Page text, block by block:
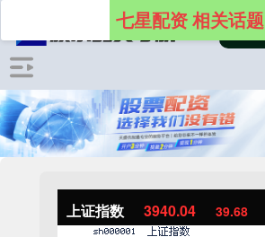
上证指数 3940.04 39.68
七星配资 相关话题